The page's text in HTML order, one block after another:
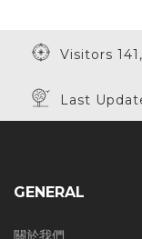
Visitors
Last
GENERAL
關於我們